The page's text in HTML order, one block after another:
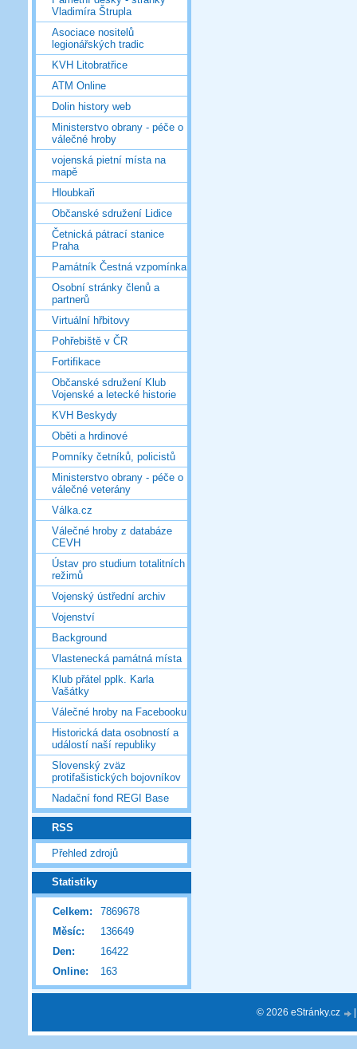
Vladimíra Štrupla
Asociace nositelů
legionářských tradic
KVH Litobratřice
ATM Online
Dolin history web
Ministerstvo obrany - péče o
válečné hroby
vojenská pietní místa na
mapě
Hloubkaři
Občanské sdružení Lidice
Četnická pátrací stanice
Praha
Památník Čestná vzpomínka
Osobní stránky členů a
partnerů
Virtuální hřbitovy
Pohřebiště v ČR
Fortifikace
Občanské sdružení Klub
Vojenské a letecké historie
KVH Beskydy
Oběti a hrdinové
Pomníky četníků, policistů
Ministerstvo obrany - péče o
válečné veterány
Válka.cz
Válečné hroby z databáze
CEVH
Ústav pro studium totalitních
režimů
Vojenský ústřední archiv
Vojenství
Background
Vlastenecká památná místa
Klub přátel pplk. Karla
Vašátky
Válečné hroby na Facebooku
Historická data osobností a
událostí naší republiky
Slovenský zväz
protifašistických bojovníkov
Nadační fond REGI Base
RSS
Přehled zdrojů
Statistiky
Online: 163
Celkem:
7869678
Měsíc:
136649
Den:
16422
© 2026 eStránky.cz